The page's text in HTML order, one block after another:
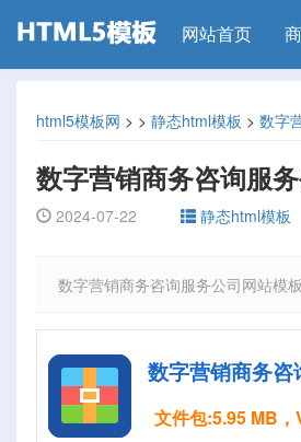
网站首页
html5模板网 > > 静态html模板 > 数字
数字营销商务咨询服
2024-07-22 静态html模板
数字营销商务咨询服务公司网站模
数字营销商务
文件包:5.95 MB